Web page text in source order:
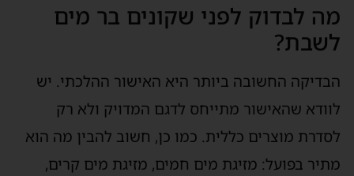
מה לבדוק לפני שקונים בר מים
לשבת?
הבדיקה החשובה ביותר היא האישור ההלכתי. יש
לוודא שהאישור מתייחס לדגם המדויק ולא רק
לסדרת מוצרים כללית. כמו כן, חשוב להבין מה הוא
מתיר בפועל: מזיגת מים חמים, מזיגת מים קרים,